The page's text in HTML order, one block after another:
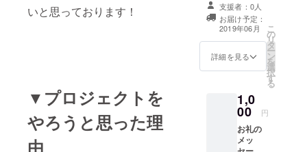
いと思っております！
▼プロジェクトを
やろうと思った理
由
支援者：0人
お届け予定：
2019年06月
詳細を見る
こ
の
リ
タ
ー
ン
を
選
択
す
る
1,0
00 円
お礼の
メッ